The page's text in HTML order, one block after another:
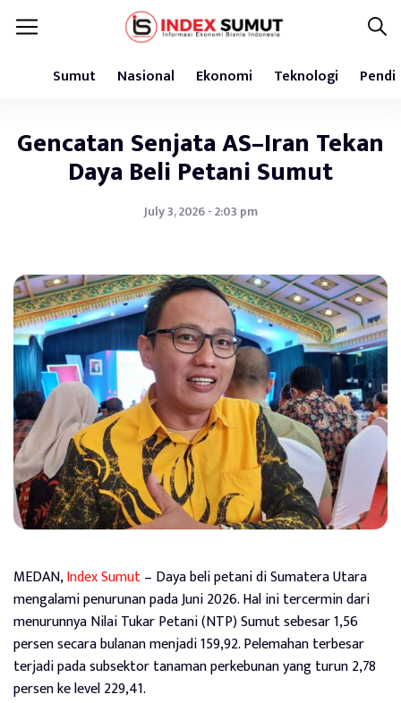
Sumut Nasional Ekonomi Teknologi
Gencatan Senjata AS–Iran Tekan
Daya Beli Petani Sumut
July 3, 2026 - 2:03 pm
MEDAN,Index Sumut– Daya beli petani di Sumatera Utara
mengalami penurunan pada Juni 2026. Hal ini tercermin dari
menurunnya Nilai Tukar Petani (NTP) Sumut sebesar 1,56
persen secara bulanan menjadi 159,92. Pelemahan terbesar
terjadi pada subsektor tanaman perkebunan yang turun 2,78
persen ke level 229,41.